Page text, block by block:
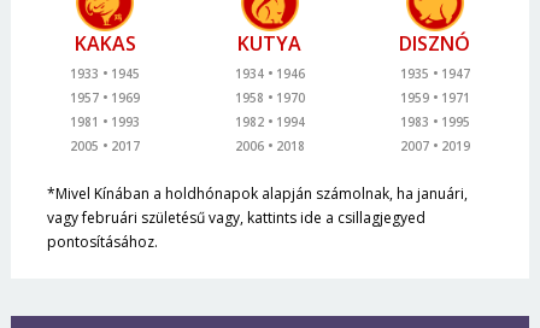
KAKAS
1933
1945
1957
1969
1981
1993
2005
2017
KUTYA
1934
1946
1958
1970
1982
1994
2006
2018
DISZNÓ
1935
1947
1959
1971
1983
1995
2007
2019
*Mivel Kínában a holdhónapok alapján számolnak, ha januári,
vagy februári születésű vagy, kattints ide a csillagjegyed
pontosításához.